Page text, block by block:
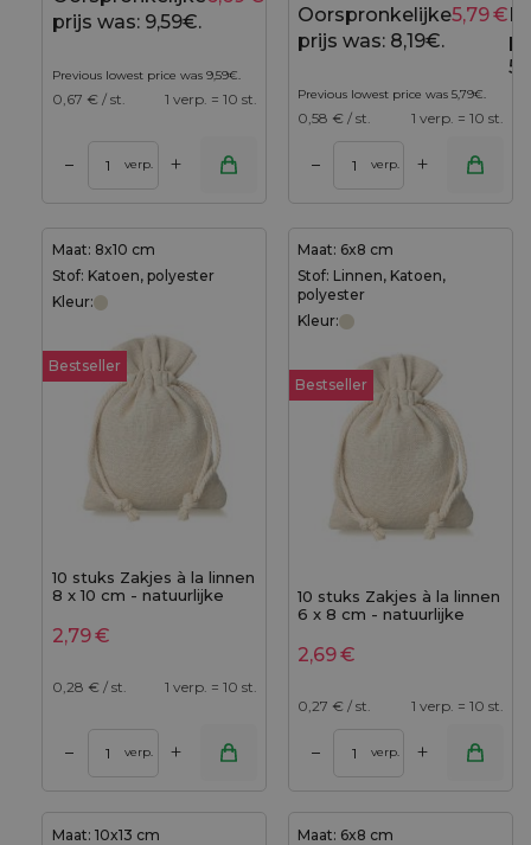
prijs was: 9,59€.
prijs is:
6,69€.
Previous lowest price was 9,59€.
0,67 € / st. 1 verp. = 10 st.
– verp. +
Oorspronkelijke
prijs was: 8,19€.
5,79€
Previous lowest price was5,79€.
0,58 € / st. 1 verp. = 10 st.
– verp. +
Maat: 8x10 cm
Stof: Katoen, polyester
Kleur:
Bestseller
10 stuks Zakjes à la linnen
8 x 10 cm - natuurlijke
2,79€
0,28 € / st. 1 verp. = 10 st.
– verp. +
Maat: 6x8 cm
Stof: Linnen, Katoen,
polyester
Kleur:
Bestseller
10 stuks Zakjes à la linnen
6 x 8 cm - natuurlijke
2,69€
0,27 € / st. 1 verp. = 10 st.
– verp. +
Maat: 10x13 cm
Maat: 6x8 cm